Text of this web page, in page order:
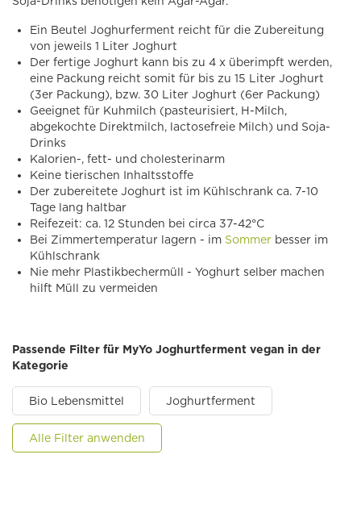
Ein Beutel Joghurferment reicht für die Zubereitung
von jeweils 1 Liter Joghurt
Der fertige Joghurt kann bis zu 4 x überimpft werden,
eine Packung reicht somit für bis zu 15 Liter Joghurt
(3er Packung), bzw. 30 Liter Joghurt (6er Packung)
Geeignet für Kuhmilch (pasteurisiert, H-Milch,
abgekochte Direktmilch, lactosefreie Milch) und Soja-
Drinks
Kalorien-, fett- und cholesterinarm
Keine tierischen Inhaltsstoffe
Der zubereitete Joghurt ist im Kühlschrank ca. 7-10
Tage lang haltbar
Reifezeit: ca. 12 Stunden bei circa 37-42°C
Bei Zimmertemperatur lagern - im Sommer besser im
Kühlschrank
Nie mehr Plastikbechermüll - Yoghurt selber machen
hilft Müll zu vermeiden
Passende Filter für MyYo Joghurtferment vegan in der
Kategorie
Bio Lebensmittel Joghurtferment
Alle Filter anwenden